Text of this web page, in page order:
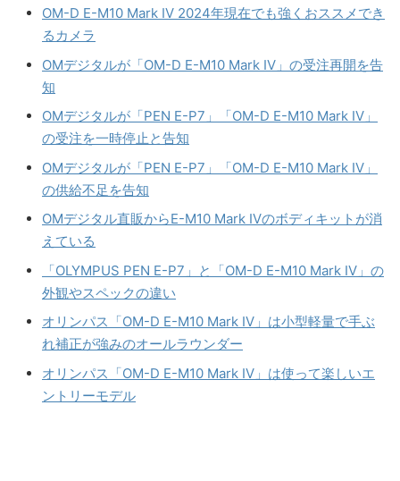
OM-D E-M10 Mark IV 2024年現在でも強くおススメでき
るカメラ
OMデジタルが「OM-D E-M10 Mark IV」の受注再開を告
知
OMデジタルが「PEN E-P7」「OM-D E-M10 Mark IV」
の受注を一時停止と告知
OMデジタルが「PEN E-P7」「OM-D E-M10 Mark IV」
の供給不足を告知
OMデジタル直販からE-M10 Mark IVのボディキットが消
えている
「OLYMPUS PEN E-P7」と「OM-D E-M10 Mark IV」の
外観やスペックの違い
オリンパス「OM-D E-M10 Mark IV」は小型軽量で手ぶ
れ補正が強みのオールラウンダー
オリンパス「OM-D E-M10 Mark IV」は使って楽しいエ
ントリーモデル